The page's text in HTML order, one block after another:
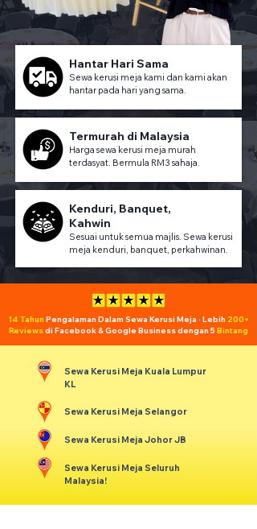
Hantar Hari Sama
Sewa kerusi meja kami dan kami akan
hantar pada hari yang sama.
Termurah di Malaysia
Harga sewa kerusi meja murah
terdasyat. Bermula RM3 sahaja.
Kenduri, Banquet,
Kahwin
Sesuai untuk semua majlis. Sewa kerusi
meja kenduri, banquet, perkahwinan.
14 Tahun Pengalaman Dalam Sewa Kerusi Meja · Lebih 200+
Reviewsdi Facebook & Google Business dengan 5Bintang
Sewa Kerusi Meja Kuala Lumpur
KL
Sewa Kerusi Meja Selangor
Sewa Kerusi Meja Johor JB
Sewa Kerusi Meja Seluruh
Malaysia!